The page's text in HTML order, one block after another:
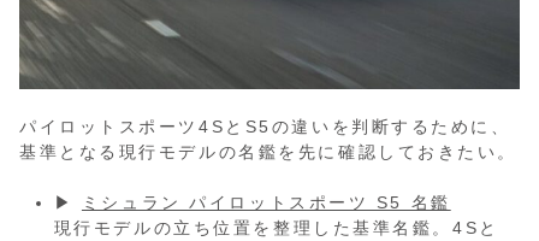
パイロットスポーツ4SとS5の違いを判断するために、
基準となる現行モデルの名鑑を先に確認しておきたい。
▶
ミシュラン パイロットスポーツ S5 名鑑
現行モデルの立ち位置を整理した基準名鑑。4Sと